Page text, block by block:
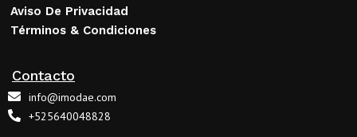
Aviso De Privacidad
Términos & Condiciones
Contacto
info@imodae.com
+525640048828